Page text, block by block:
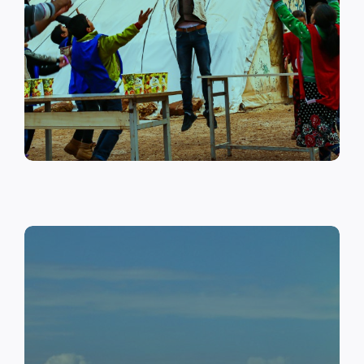
على أهمية حماية الطفل وإنشاء
مراكز لبناء القدرات والتوعية
الصحية والنفسية.
اقرأ المزيد